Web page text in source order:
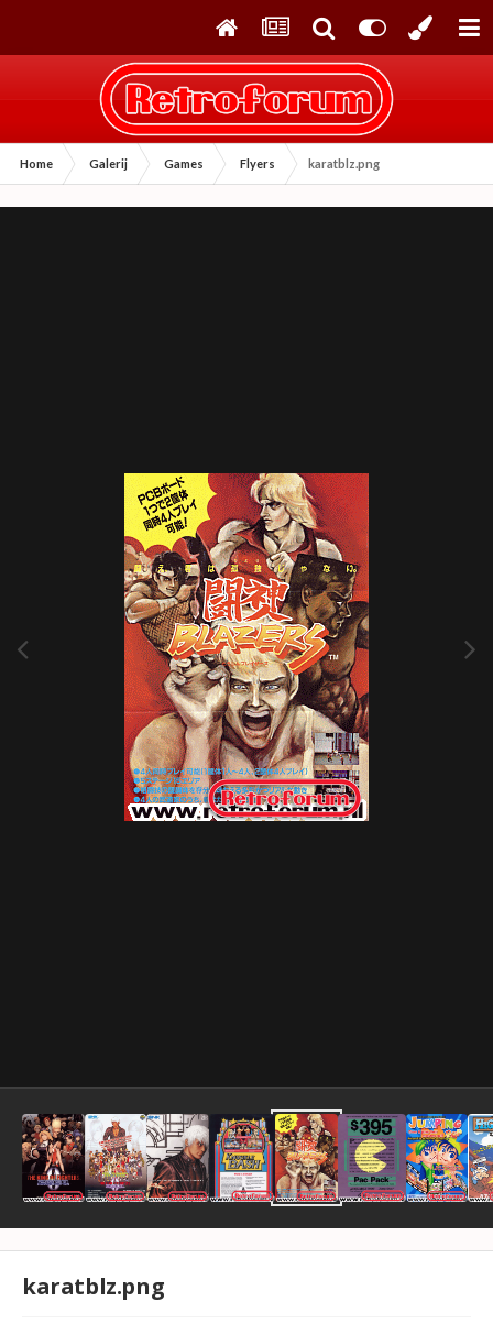
Home Galerij Games Flyers karatblz.png
karatblz.png